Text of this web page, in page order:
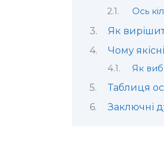
Ось
Як
Чому
Як
Таблиця
Заключні